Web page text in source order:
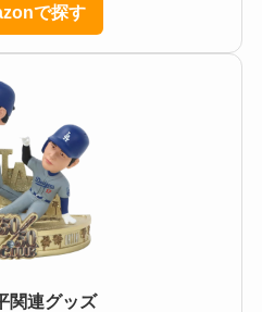
で探す
関連グッズ